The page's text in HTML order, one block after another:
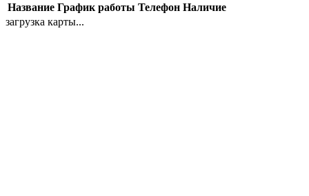
Название График работы Телефон Наличие
загрузка карты...